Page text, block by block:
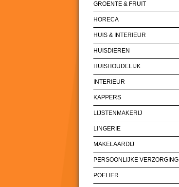
GROENTE & FRUIT
HORECA
HUIS & INTERIEUR
HUISDIEREN
HUISHOUDELIJK
INTERIEUR
KAPPERS
LIJSTENMAKERIJ
LINGERIE
MAKELAARDIJ
PERSOONLIJKE VERZORGING
POELIER